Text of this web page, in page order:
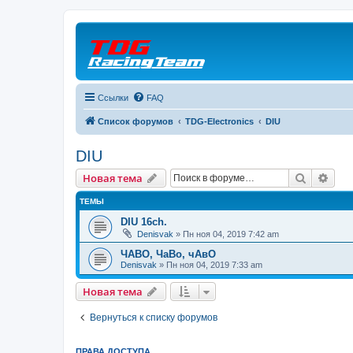
Ссылки FAQ
Список форумов TDG-Electronics DIU
DIU
Новая тема Поиск
ТЕМЫ
DIU 16ch.
Denisvak » Пн ноя 04, 2019 7:42 am
ЧАВО, ЧаВо, чАвО
Denisvak » Пн ноя 04, 2019 7:33 am
Новая тема
Вернуться к списку форумов